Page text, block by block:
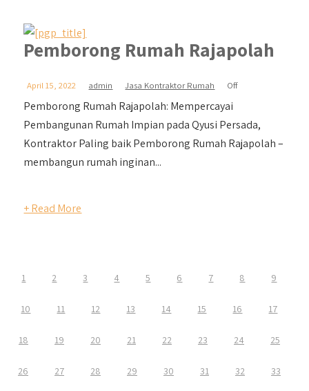
Pemborong Rumah Rajapolah
April 15, 2022 admin Jasa Kontraktor Rumah Off
Pemborong Rumah Rajapolah: Mempercayai
Pembangunan Rumah Impian pada Qyusi Persada,
Kontraktor Paling baik Pemborong Rumah Rajapolah –
membangun rumah inginan...
+ Read More
1 2 3 4 5 6 7 8 9
10 11 12 13 14 15 16 17
18 19 20 21 22 23 24 25
26 27 28 29 30 31 32 33